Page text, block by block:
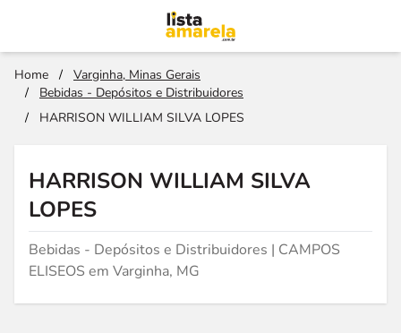
Home /
Varginha, Minas Gerais
/
Bebidas - Depósitos e Distribuidores
/
HARRISON WILLIAM SILVA LOPES
HARRISON WILLIAM SILVA
LOPES
Bebidas - Depósitos e Distribuidores | CAMPOS
ELISEOS em Varginha, MG